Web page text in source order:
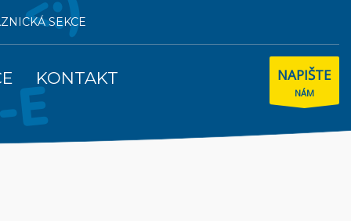
SEKCE
KONTAKT NAPIŠTE
NÁM